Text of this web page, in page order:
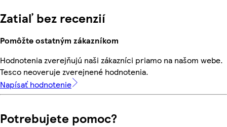
Zatiaľ bez recenzií
Pomôžte ostatným zákazníkom
Hodnotenia zverejňujú naši zákazníci priamo na našom webe.
Tesco neoveruje zverejnené hodnotenia.
Napísať hodnotenie
Potrebujete pomoc?